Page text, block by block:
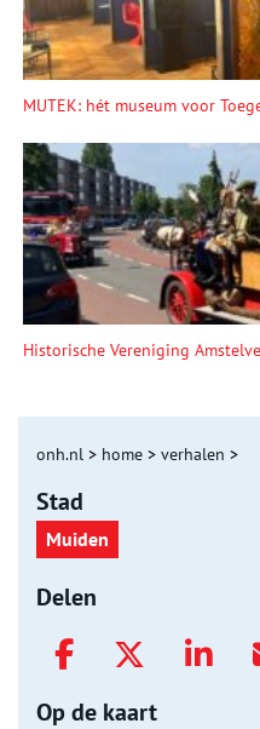
MUTEK: hét museum voor
Historische Vereniging
onh.nl > home > verhalen >
Stad
Muiden
Delen
Op de kaart